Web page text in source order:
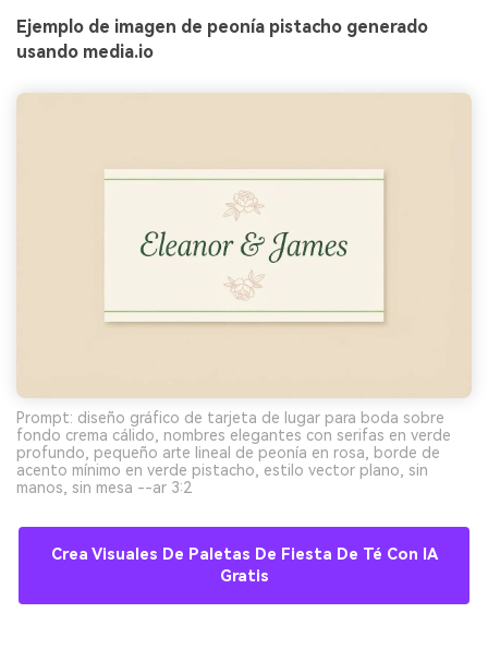
Ejemplo de imagen de peonía pistacho generado
usando media.io
Prompt: diseño gráfico de tarjeta de lugar para boda sobre
fondo crema cálido, nombres elegantes con serifas en verde
profundo, pequeño arte lineal de peonía en rosa, borde de
acento mínimo en verde pistacho, estilo vector plano, sin
manos, sin mesa --ar 3:2
Crea Visuales De Paletas De Fiesta De Té Con IA
Gratis